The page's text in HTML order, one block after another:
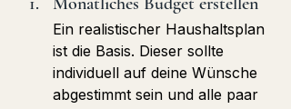
Ein realistischer Haushaltsplan
ist die Basis. Dieser sollte
individuell auf deine Wünsche
abgestimmt sein und alle paar